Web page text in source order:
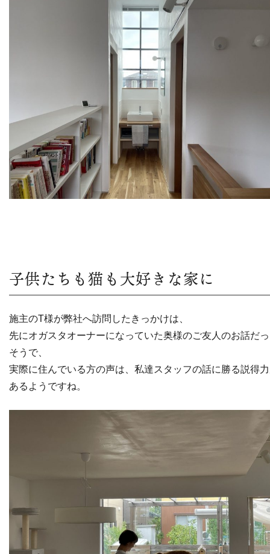
子供たちも猫も大好きな家に
施主のT様が弊社へ訪問したきっかけは、
先にオガスタオーナーになっていた奥様のご友人のお話だ
そうで、
実際に住んでいる方の声は、私達スタッフの話に勝る説得
あるようですね。